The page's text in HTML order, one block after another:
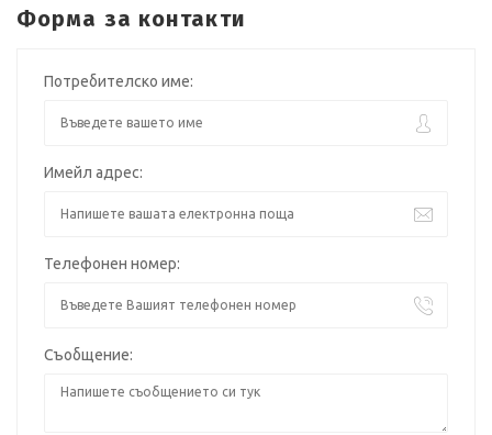
Форма за контакти
Потребителско име:
Имейл адрес:
Телефонен номер:
Съобщение: